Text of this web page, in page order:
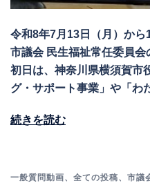
令和8年7月13日（月）か
市議会 民生福祉常任委員会
初日は、神奈川県横須賀市
グ・サポート事業」や「わ
続きを読む
一般質問動画、 全ての投稿、 市議